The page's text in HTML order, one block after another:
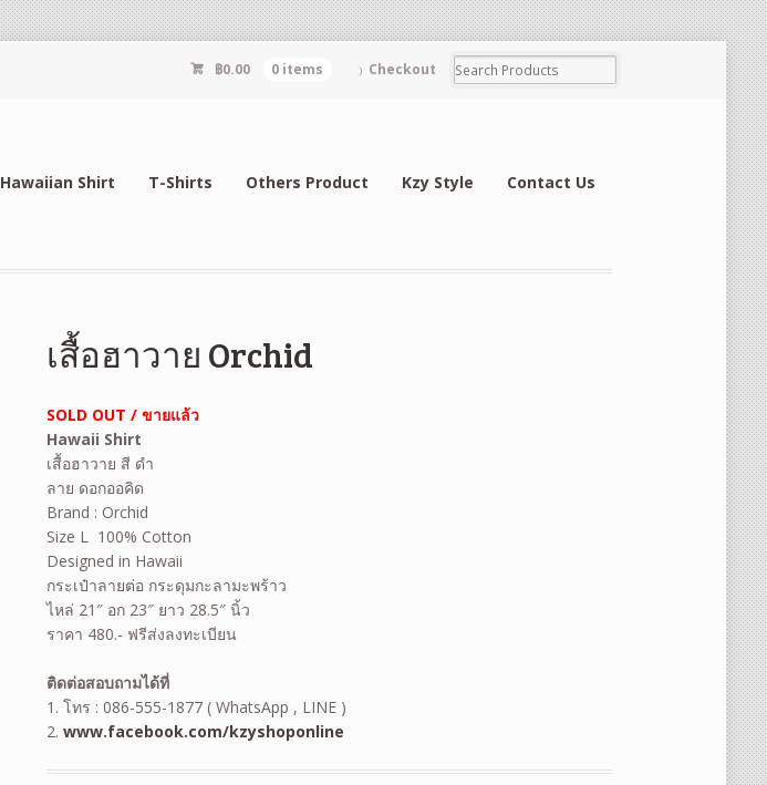
฿0.00 0 items Checkout
Hawaiian Shirt T-Shirts Others Product Kzy Style Contact Us
เสื้อฮาวาย Orchid
SOLD OUT / ขายแล้ว
Hawaii Shirt
เสื้อฮาวาย สี ดำ
ลาย ดอกออคิด
Brand : Orchid
Size L 100% Cotton
Designed in Hawaii
กระเป๋าลายต่อ กระดุมกะลามะพร้าว
ไหล่ 21″ อก 23″ ยาว 28.5″ นิ้ว
ราคา 480.- ฟรีส่งลงทะเบียน
ติดต่อสอบถามได้ที่
1. โทร : 086-555-1877 ( WhatsApp , LINE )
2.www.facebook.com/kzyshoponline